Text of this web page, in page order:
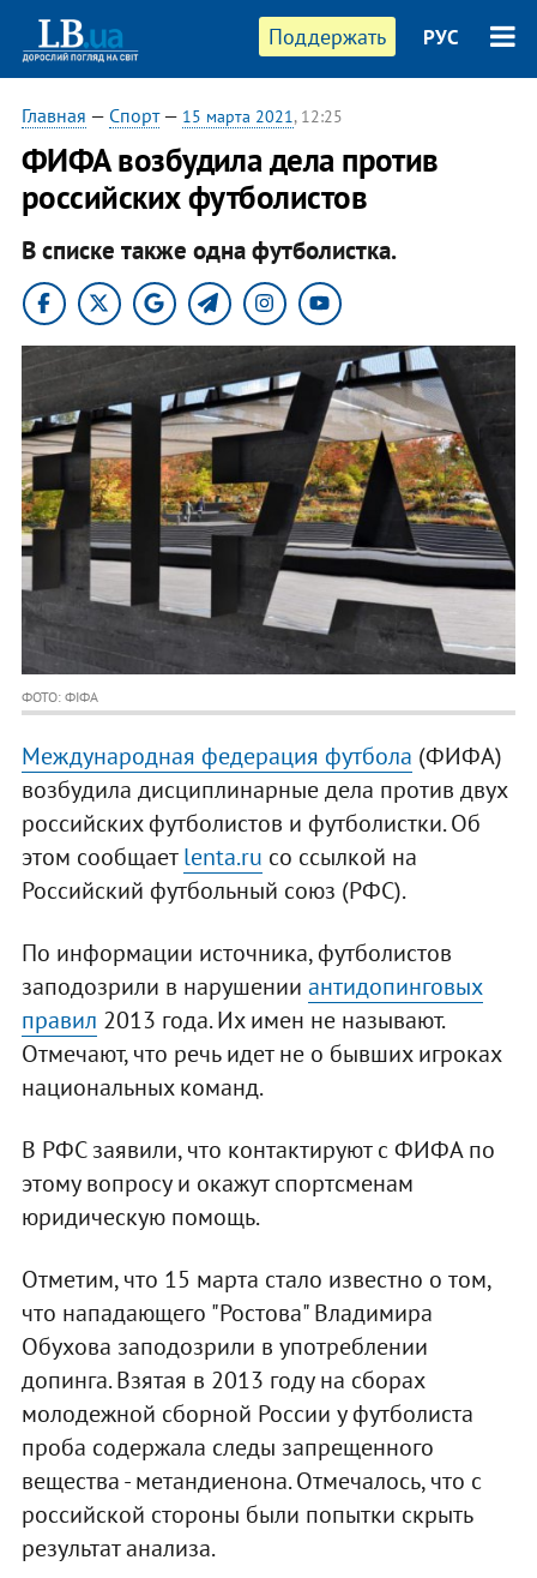
Поддержать РУС
Главная — Спорт— 15 марта 2021, 12:25
ФИФА возбудила дела против
российских футболистов
В списке также одна футболистка.
ФОТО: ФІФА
Международная федерация футбола (ФИФА)
возбудила дисциплинарные дела против двух
российских футболистов и футболистки. Об
этом сообщаетlenta.ru со ссылкой на
Российский футбольный союз (РФС).
По информации источника, футболистов
заподозрили в нарушении антидопинговых
правил 2013 года. Их имен не называют.
Отмечают, что речь идет не о бывших игроках
национальных команд.
В РФС заявили, что контактируют с ФИФА по
этому вопросу и окажут спортсменам
юридическую помощь.
Отметим, что 15 марта стало известно о том,
что нападающего "Ростова" Владимира
Обухова заподозрили в употреблении
допинга. Взятая в 2013 году на сборах
молодежной сборной России у футболиста
проба содержала следы запрещенного
вещества - метандиенона. Отмечалось, что с
российской стороны были попытки скрыть
результат анализа.